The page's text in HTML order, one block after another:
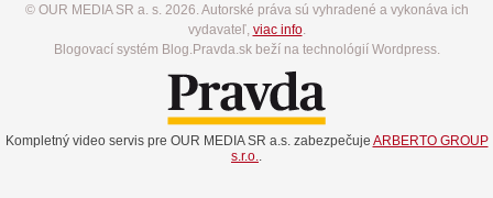
© OUR MEDIA SR a. s. 2026. Autorské práva sú vyhradené a vykonáva ich
vydavateľ, viac info.
Blogovací systém Blog.Pravda.sk beží na technológií Wordpress.
Kompletný video servis pre OUR MEDIA SR a.s. zabezpečuje ARBERTO GROUP
s.r.o..